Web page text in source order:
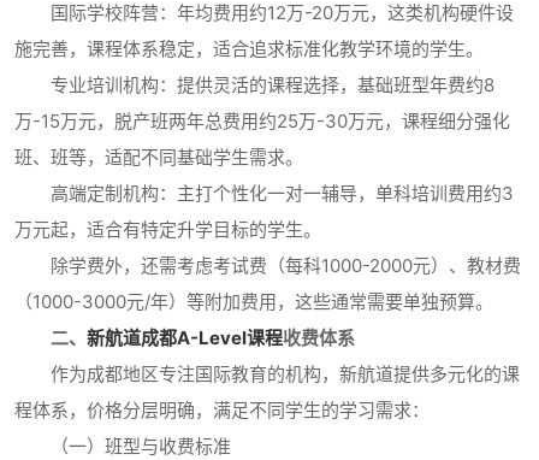
国际学校阵营：年均费用约12万-20万元，这类机构硬件设
施完善，课程体系稳定，适合追求标准化教学环境的学生。
专业培训机构：提供灵活的课程选择，基础班型年费约8
万-15万元，脱产班两年总费用约25万-30万元，课程细分强化
班、班等，适配不同基础学生需求。
高端定制机构：主打个性化一对一辅导，单科培训费用约3
万元起，适合有特定升学目标的学生。
除学费外，还需考虑考试费（每科1000-2000元）、教材费
（1000-3000元/年）等附加费用，这些通常需要单独预算。
二、 新航道成都A-Level课程收费体系
作为成都地区专注国际教育的机构，新航道提供多元化的课
程体系，价格分层明确，满足不同学生的学习需求：
（一）班型与收费标准